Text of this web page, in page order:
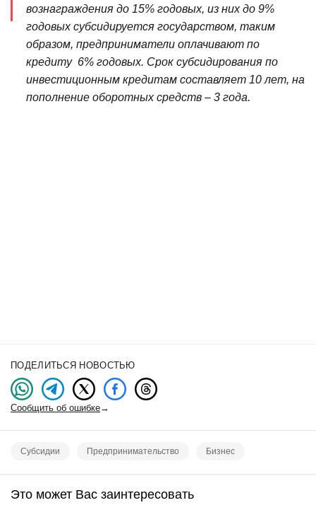
вознаграждения до 15% годовых, из них до 9%
годовых субсидируется государством, таким
образом, предприниматели оплачивают по
кредиту 6% годовых. Срок субсидирования по
инвестиционным кредитам составляет 10 лет, на
пополнение оборотных средств – 3 года.
ПОДЕЛИТЬСЯ НОВОСТЬЮ
Сообщить об ошибке→
Субсидии Предпринимательство Бизнес
Это может Вас заинтересовать